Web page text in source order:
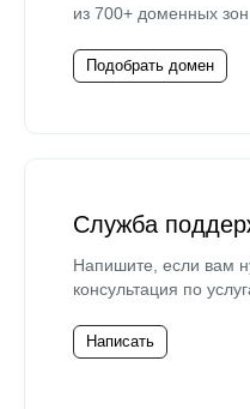
из 700+ доменных зон.
Подобрать домен
Служба
Напишите, если вам
консультация по
Написать